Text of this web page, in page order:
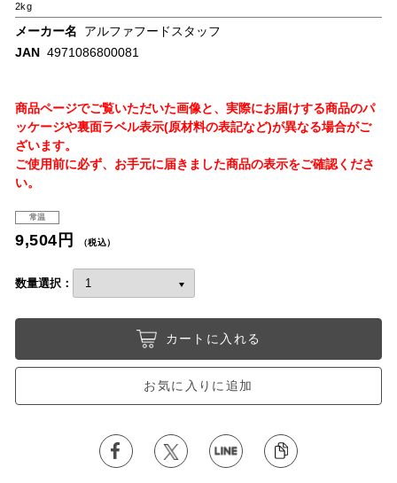
2kg
メーカー名
アルファフードスタッフ
JAN 4971086800081
商品ページでご覧いただいた画像と、実際にお届けする商品のパ
ッケージや裏面ラベル表示(原材料の表記など)が異なる場合がご
ざいます。
ご使用前に必ず、お手元に届きました商品の表示をご確認くださ
い。
常温
9,504円 （税込）
数量選択：
カートに入れる
お気に入りに追加